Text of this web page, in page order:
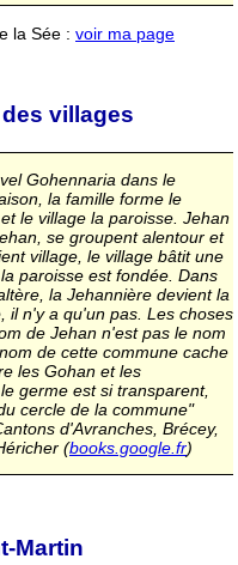
la Sée : voir ma page
villages
Gohennaria dans le
la famille forme le
le village la paroisse. Jehan
se groupent alentour et
village, le village bâtit une
paroisse est fondée. Dans
la Jehannière devient la
il n'y a qu'un pas. Les choses
de Jehan n'est pas le nom
de cette commune cache
les Gohan et les
germe est si transparent,
cercle de la commune"
d'Avranches, Brécey,
(books.google.fr)
Martin